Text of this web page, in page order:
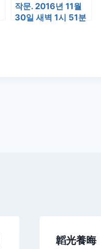
작문. 2016년 11월
30일 새벽 1시 51분
韜光養晦